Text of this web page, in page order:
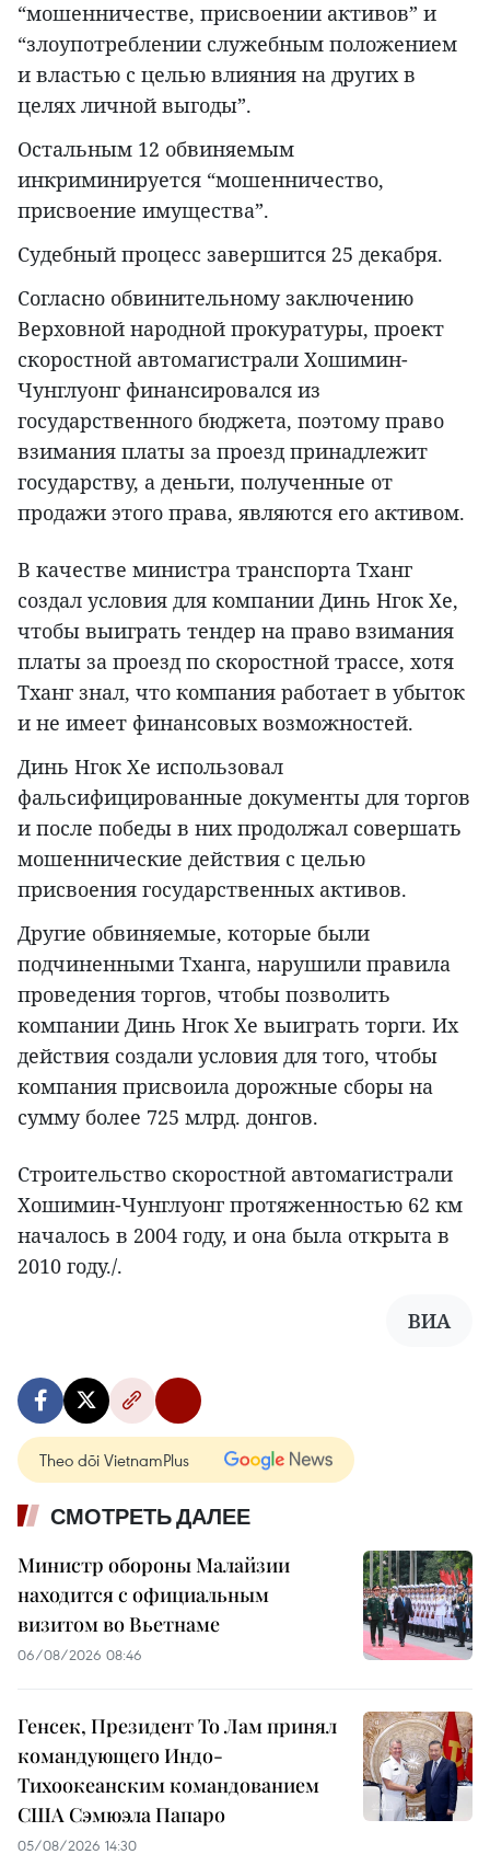
“мошенничестве, присвоении активов” и
“злоупотреблении служебным положением
и властью с целью влияния на других в
целях личной выгоды”.
Остальным 12 обвиняемым
инкриминируется “мошенничество,
присвоение имущества”.
Судебный процесс завершится 25 декабря.
Согласно обвинительному заключению
Верховной народной прокуратуры, проект
скоростной автомагистрали Хошимин-
Чунглуонг финансировался из
государственного бюджета, поэтому право
взимания платы за проезд принадлежит
государству, а деньги, полученные от
продажи этого права, являются его активом.
В качестве министра транспорта Тханг
создал условия для компании Динь Нгок Хе,
чтобы выиграть тендер на право взимания
платы за проезд по скоростной трассе, хотя
Тханг знал, что компания работает в убыток
и не имеет финансовых возможностей.
Динь Нгок Хе использовал
фальсифицированные документы для торгов
и после победы в них продолжал совершать
мошеннические действия с целью
присвоения государственных активов.
Другие обвиняемые, которые были
подчиненными Тханга, нарушили правила
проведения торгов, чтобы позволить
компании Динь Нгок Хе выиграть торги. Их
действия создали условия для того, чтобы
компания присвоила дорожные сборы на
сумму более 725 млрд. донгов.
Строительство скоростной автомагистрали
Хошимин-Чунглуонг протяженностью 62 км
началось в 2004 году, и она была открыта в
2010 году./.
ВИА
Theo dõi VietnamPlus
СМОТРЕТЬ ДАЛЕЕ
Министр обороны Малайзии
находится с официальным
визитом во Вьетнаме
06/08/2026 08:46
Генсек, Президент То Лам принял
командующего Индо-
Тихоокеанским командованием
США Сэмюэла Папаро
05/08/2026 14:30